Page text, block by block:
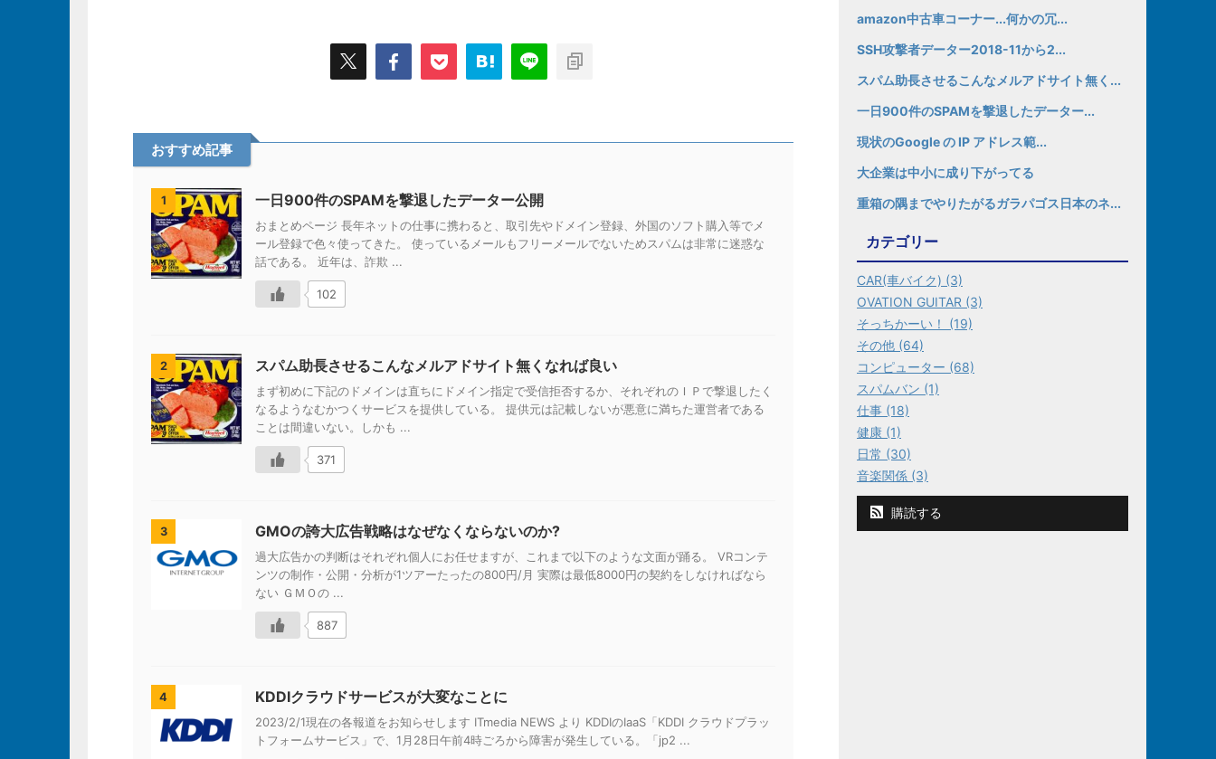
おすすめ記事
1 一日900件のSPAMを撃退したデーター公開
おまとめページ 長年ネットの仕事に携わると、取引先やドメイン登録、外国のソフト購入等でメ
ール登録で色々使ってきた。 使っているメールもフリーメールでないためスパムは非常に迷惑な
話である。 近年は、詐欺 ...
102
2 スパム助長させるこんなメルアドサイト無くなれば良い
まず初めに下記のドメインは直ちにドメイン指定で受信拒否するか、それぞれのＩＰで撃退したく
なるようなむかつくサービスを提供している。 提供元は記載しないが悪意に満ちた運営者である
ことは間違いない。しかも ...
371
3 GMOの誇大広告戦略はなぜなくならないのか?
過大広告かの判断はそれぞれ個人にお任せますが、これまで以下のような文面が踊る。 VRコンテ
ンツの制作・公開・分析が1ツアーたったの800円/月 実際は最低8000円の契約をしなければなら
ない ＧＭＯの ...
887
4 KDDIクラウドサービスが大変なことに
2023/2/1現在の各報道をお知らせします ITmedia NEWS より KDDIのIaaS「KDDI クラウドプラッ
トフォームサービス」で、1月28日午前4時ごろから障害が発生している。「jp2 ...
amazon中古車コーナー...何かの冗...
SSH攻撃者データー2018-11から2...
スパム助長させるこんなメルアドサイト無く...
一日900件のSPAMを撃退したデーター...
現状のGoogle の IP アドレス範...
大企業は中小に成り下がってる
重箱の隅までやりたがるガラパゴス日本のネ...
カテゴリー
CAR(車バイク) (3)
OVATION GUITAR (3)
そっちかーい！ (19)
その他 (64)
コンピューター (68)
スパムバン (1)
仕事 (18)
健康 (1)
日常 (30)
音楽関係 (3)
購読する